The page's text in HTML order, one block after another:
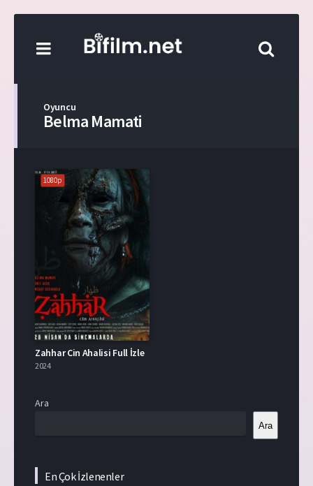
Oyuncu
Belma Mamati
1080p
Zahhar Cin Ahalisi Full İzle
2024
Ara
Ara
En Çok İzlenenler